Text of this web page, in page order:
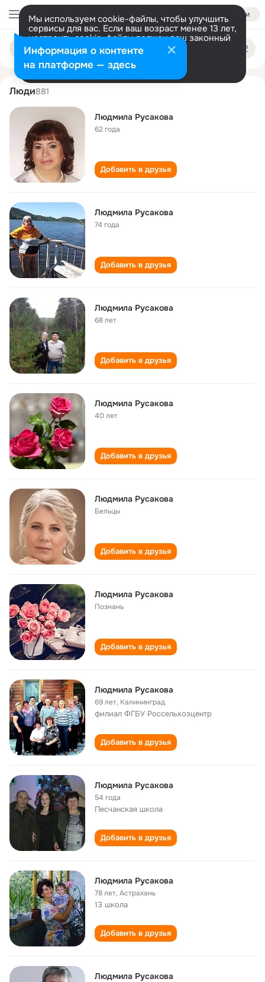
Войти
Мы используем cookie-файлы, чтобы улучшить
сервисы для вас. Если ваш возраст менее 13 лет,
настроить cookie-файлы должен ваш законный
представитель. Больше информации
Разрешить все Настроить
Поиск
людям
lyudmila rusakova
Люди881
Людмила Русакова
62 года
Добавить в друзья
Людмила Русакова
74 года
Добавить в друзья
Людмила Русакова
68 лет
Добавить в друзья
Людмила Русакова
40 лет
Добавить в друзья
Людмила Русакова
Бельцы
Добавить в друзья
Людмила Русакова
Познань
Добавить в друзья
Людмила Русакова
69 лет, Калининград
филиал ФГБУ Россельхозцентр
Добавить в друзья
Людмила Русакова
54 года
Песчанская школа
Добавить в друзья
Людмила Русакова
78 лет,Астрахань
13 школа
Добавить в друзья
Людмила Русакова
Информация о контенте
на платформе — здесь